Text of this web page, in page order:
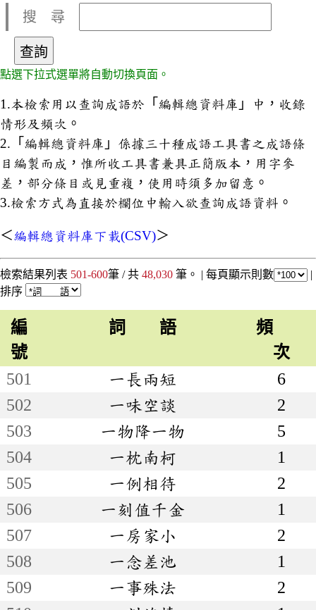
搜 尋
點選下拉式選單將自動切換頁面。
1.本檢索用以查詢成語於「編輯總資料庫」中，收錄
情形及頻次。
2.「編輯總資料庫」係據三十種成語工具書之成語條
目編製而成，惟所收工具書兼具正簡版本，用字參
差，部分條目或見重複，使用時須多加留意。
3.檢索方式為直接於欄位中輸入欲查詢成語資料。
＜編輯總資料庫下載(CSV)＞
檢索結果列表 501-600筆 / 共 48,030 筆。 | 每頁顯示則數
|
排序
編
號
詞 語
頻
次
501
一長兩短
6
502
一味空談
2
503
一物降一物
5
504
一枕南柯
1
505
一例相待
2
506
一刻值千金
1
507
一房家小
2
508
一念差池
1
509
一事殊法
2